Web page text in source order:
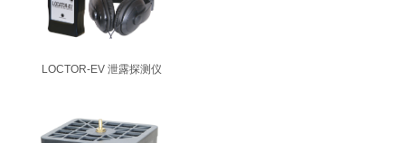
LOCTOR-EV 泄露探测仪